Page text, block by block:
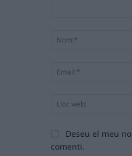
Deseu el meu
comenti.